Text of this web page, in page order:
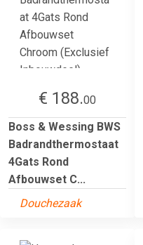
€ 188.00
Boss & Wessing BWS
Badrandthermostaat
4Gats Rond
Afbouwset C...
Douchezaak